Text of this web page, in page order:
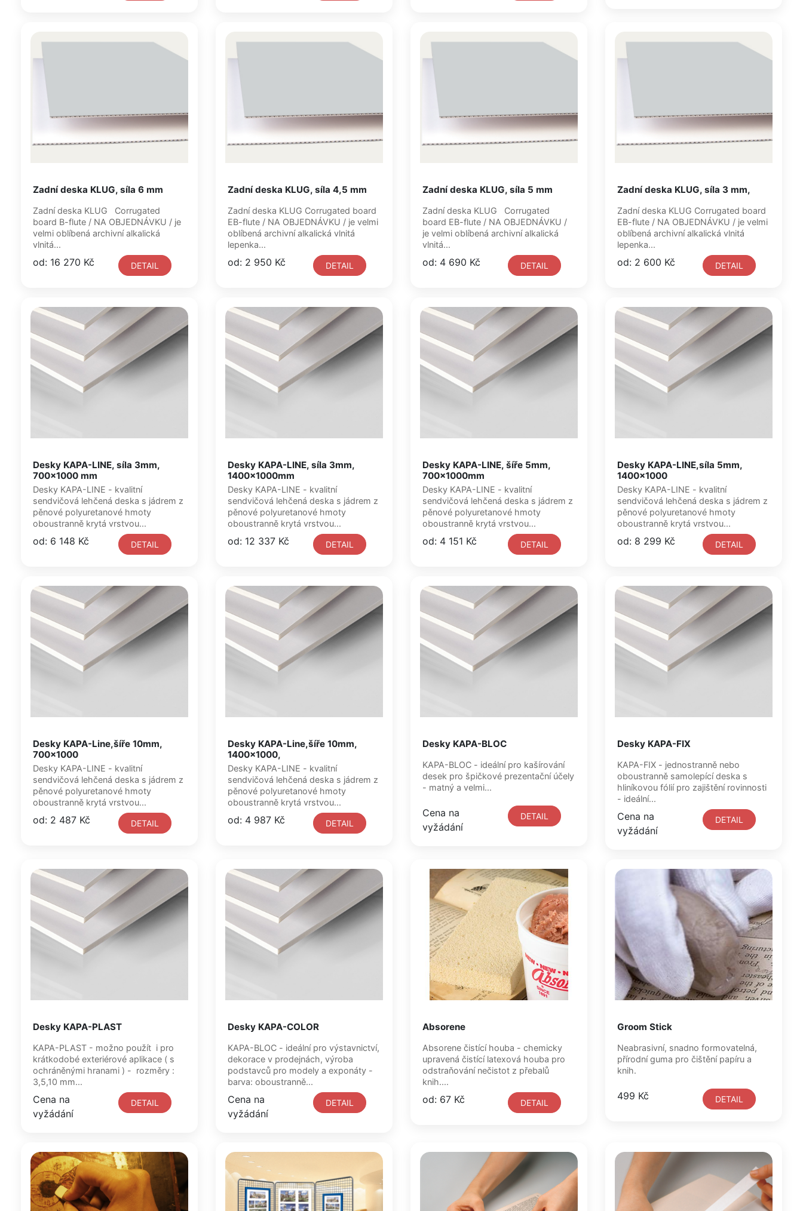
Zadní deska KLUG, síla 6 mm
Zadní deska KLUG Corrugated
board B-flute / NA OBJEDNÁVKU / je
velmi oblíbená archivní alkalická
vlnitá...
od: 16 270 Kč DETAIL
Zadní deska KLUG, síla 4,5 mm
Zadní deska KLUG Corrugated board
EB-flute / NA OBJEDNÁVKU / je velmi
oblíbená archivní alkalická vlnitá
lepenka...
od: 2 950 Kč DETAIL
Zadní deska KLUG, síla 5 mm
Zadní deska KLUG Corrugated
board EB-flute / NA OBJEDNÁVKU /
je velmi oblíbená archivní alkalická
vlnitá...
od: 4 690 Kč DETAIL
Zadní deska KLUG, síla 3 mm,
Zadní deska KLUG Corrugated board
EB-flute / NA OBJEDNÁVKU / je velmi
oblíbená archivní alkalická vlnitá
lepenka...
od: 2 600 Kč DETAIL
Desky KAPA-LINE, síla 3mm,
700x1000 mm
Desky KAPA-LINE - kvalitní
sendvičová lehčená deska s jádrem z
pěnové polyuretanové hmoty
oboustranně krytá vrstvou...
od: 6 148 Kč DETAIL
Desky KAPA-LINE, síla 3mm,
1400x1000mm
Desky KAPA-LINE - kvalitní
sendvičová lehčená deska s jádrem z
pěnové polyuretanové hmoty
oboustranně krytá vrstvou...
od: 12 337 Kč DETAIL
Desky KAPA-LINE, šíře 5mm,
700x1000mm
Desky KAPA-LINE - kvalitní
sendvičová lehčená deska s jádrem z
pěnové polyuretanové hmoty
oboustranně krytá vrstvou...
od: 4 151 Kč DETAIL
Desky KAPA-LINE,síla 5mm,
1400x1000
Desky KAPA-LINE - kvalitní
sendvičová lehčená deska s jádrem z
pěnové polyuretanové hmoty
oboustranně krytá vrstvou...
od: 8 299 Kč DETAIL
Desky KAPA-Line,šíře 10mm,
700x1000
Desky KAPA-LINE - kvalitní
sendvičová lehčená deska s jádrem z
pěnové polyuretanové hmoty
oboustranně krytá vrstvou...
od: 2 487 Kč DETAIL
Desky KAPA-Line,šíře 10mm,
1400x1000,
Desky KAPA-LINE - kvalitní
sendvičová lehčená deska s jádrem z
pěnové polyuretanové hmoty
oboustranně krytá vrstvou...
od: 4 987 Kč DETAIL
Desky KAPA-BLOC
KAPA-BLOC - ideální pro kašírování
desek pro špičkové prezentační účely
- matný a velmi...
Cena na
vyžádání
DETAIL
Desky KAPA-FIX
KAPA-FIX - jednostranně nebo
oboustranně samolepící deska s
hliníkovou fólií pro zajištění rovinnosti
- ideální...
Cena na
vyžádání
DETAIL
Desky KAPA-PLAST
KAPA-PLAST - možno použít i pro
krátkodobé exteriérové aplikace ( s
ochráněnými hranami ) - rozměry :
3,5,10 mm...
Cena na
vyžádání
DETAIL
Desky KAPA-COLOR
KAPA-BLOC - ideální pro výstavnictví,
dekorace v prodejnách, výroba
podstavců pro modely a exponáty -
barva: oboustranně...
Cena na
vyžádání
DETAIL
Absorene
Absorene čistící houba - chemicky
upravená čistící latexová houba pro
odstraňování nečistot z přebalů
knih....
od: 67 Kč DETAIL
Groom Stick
Neabrasivní, snadno formovatelná,
přírodní guma pro čištění papíru a
knih.
499 Kč DETAIL